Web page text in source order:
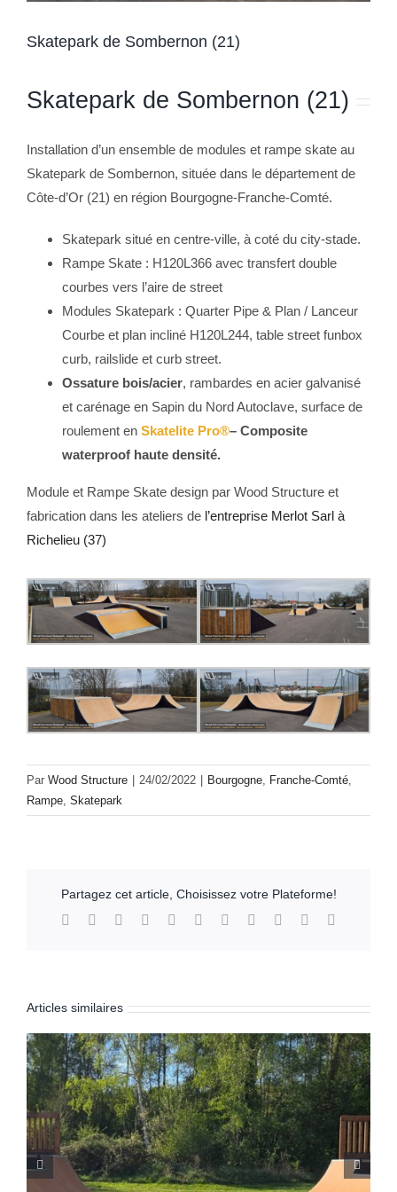
Skatepark de Sombernon (21)
Skatepark de Sombernon (21)
Installation d’un ensemble de modules et rampe skate au
Skatepark de Sombernon, située dans le département de
Côte-d’Or (21) en région Bourgogne-Franche-Comté.
Skatepark situé en centre-ville, à coté du city-stade.
Rampe Skate : H120L366 avec transfert double
courbes vers l’aire de street
Modules Skatepark : Quarter Pipe & Plan / Lanceur
Courbe et plan incliné H120L244, table street funbox
curb, railslide et curb street.
Ossature bois/acier, rambardes en acier galvanisé
et carénage en Sapin du Nord Autoclave, surface de
roulement en Skatelite Pro®– Composite
waterproof haute densité.
Module et Rampe Skate design par Wood Structure et
fabrication dans les ateliers de l’entreprise Merlot Sarl à
Richelieu (37)
Par Wood Structure | 24/02/2022 | Bourgogne Franche-Comté
Rampe Skatepark
Partagez cet article, Choisissez votre Plateforme!
Facebook Reddit LinkedInWhatsAppTelegram
TumblrPinterest Xing
Articles similaires
Skatepark de Ghisonaccia (Corse 2B)